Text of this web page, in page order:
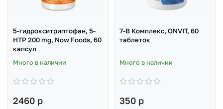
5-гидрокситриптофан, 5-
HTP 200 mg, Now Foods, 60
капсул
Много в наличии
2460 р
7-B Комплекс, ONVIT, 60
таблеток
Много в наличии
350 р